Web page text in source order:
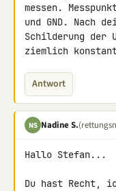
messen.
und GND. Nach
Schilderung der
ziemlich
Antwort
NS Nadine S.
Hallo Stefan...
Du hast Recht,